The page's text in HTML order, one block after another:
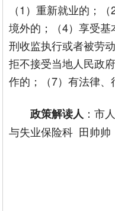
（1）重新就业的；
境外的；（4）享受
刑收监执行或者被劳
拒不接受当地人民政
作的；（7）有法律、
政策解读人 ：市
与失业保险科 田帅